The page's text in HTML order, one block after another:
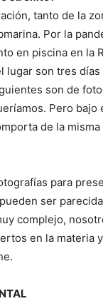
tanto de la
Por la
en piscina en la
lugar son tres
son de
Pero
de la
para
ser
complejo,
en la materia